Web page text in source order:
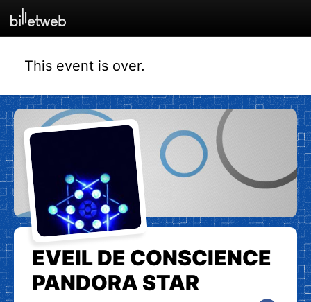
This event is over.
EVEIL DE CONSCIENCE
PANDORA STAR